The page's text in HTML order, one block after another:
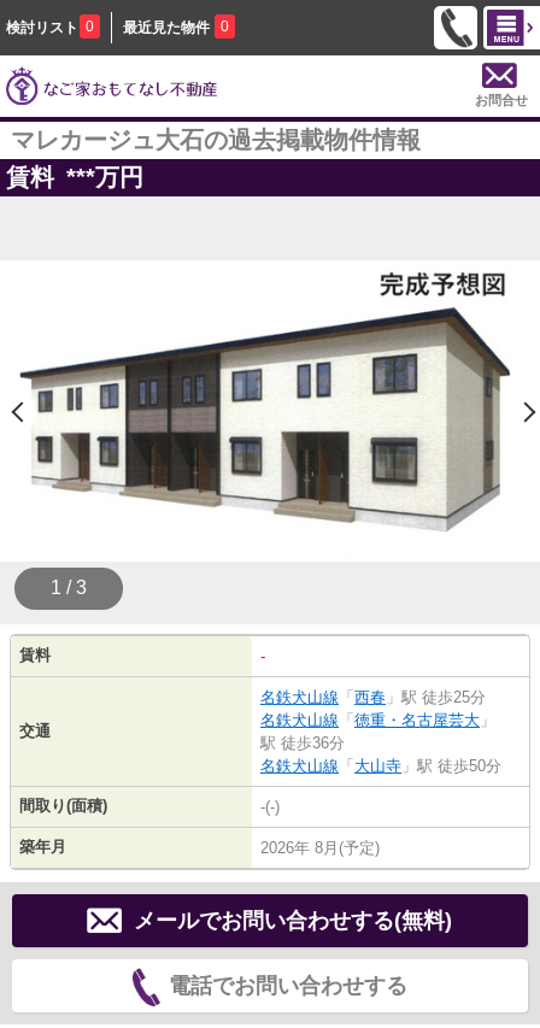
検討リスト 0 最近見た物件 0
お問合せ
マレカージュ大石の過去掲載物件情報
賃料 ***万円
1 / 3
賃料 -
交通
名鉄犬山線 「 西春 」駅 徒歩25分
名鉄犬山線 「 徳重・名古屋芸大 」
駅 徒歩36分
名鉄犬山線 「 大山寺 」駅 徒歩50分
間取り(面積) -(-)
築年月 2026年 8月(予定)
メールでお問い合わせする(無料)
電話でお問い合わせする